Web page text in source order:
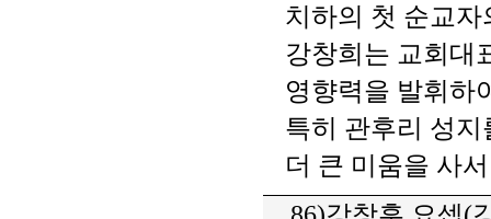
치하의 첫 순교
강창희는 교회대
영향력을 발휘하
특히 관후리 성
더 큰 미움을 사